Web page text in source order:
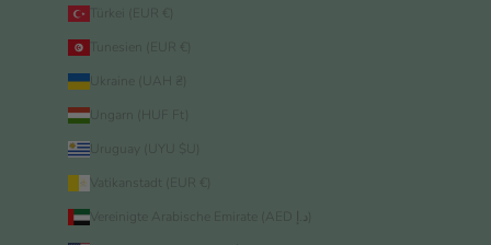
Türkei (EUR €)
Tunesien (EUR €)
Ukraine (UAH ₴)
Ungarn (HUF Ft)
Uruguay (UYU $U)
Vatikanstadt (EUR €)